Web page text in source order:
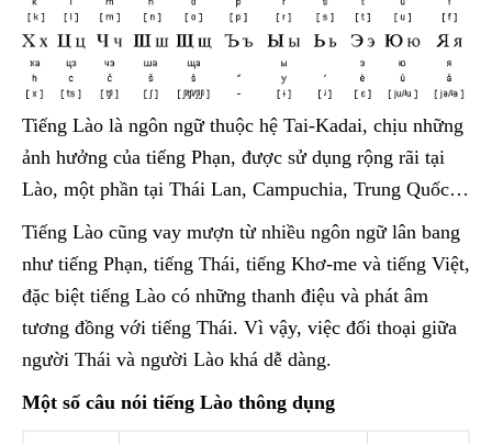
Tiếng Lào là ngôn ngữ thuộc hệ Tai-Kadai, chịu những
ảnh hưởng của tiếng Phạn, được sử dụng rộng rãi tại
Lào, một phần tại Thái Lan, Campuchia, Trung Quốc…
Tiếng Lào cũng vay mượn từ nhiều ngôn ngữ lân bang
như tiếng Phạn, tiếng Thái, tiếng Khơ-me và tiếng Việt,
đặc biệt tiếng Lào có những thanh điệu và phát âm
tương đồng với tiếng Thái. Vì vậy, việc đối thoại giữa
người Thái và người Lào khá dễ dàng.
Một số câu nói tiếng Lào thông dụng